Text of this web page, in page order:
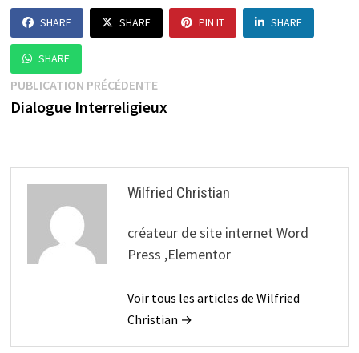
SHARE SHARE PIN IT SHARE
SHARE
Navigation
de
PUBLICATION PRÉCÉDENTEPublication
précédente :
Dialogue Interreligieux
Wilfried Christian
créateur de site internet Word
Press ,Elementor
Voir tous les articles de Wilfried
Christian →